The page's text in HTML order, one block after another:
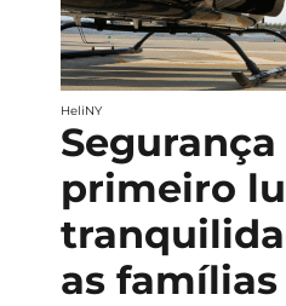
HeliNY
primeiro
as famílias